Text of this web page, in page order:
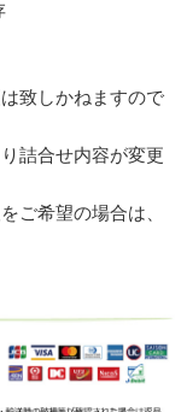
致しかねますので
詰合せ内容が変更
ご希望の場合は、